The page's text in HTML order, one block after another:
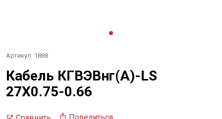
Артикул: 1888
Кабель КГВЭВнг(А)-LS
27Х0.75-0.66